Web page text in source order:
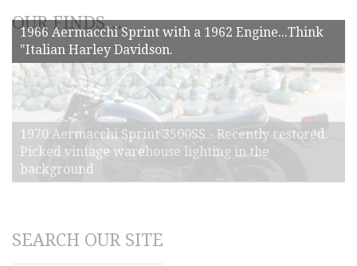
OUR FINDS…
1966 Aermacchi Sprint with a 1962 Engine...Think
"Italian Harley Davidson.
1970 Aermacchi Sprint 3500SS - Recently restored.
Picked vintage warehouse lighting in the
background
SEARCH OUR SITE